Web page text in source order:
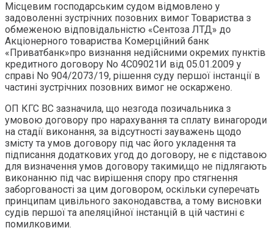
Місцевим господарським судом відмовлено у
задоволенні зустрічних позовних вимог Товариства з
обмеженою відповідальністю «Сентоза ЛТД» до
Акціонерного товариства Комерційний банк
«Приватбанк»про визнання недійсними окремих пунктів
кредитного договору No 4С09021И від 05.01.2009 у
справі No 904/2073/19, рішення суду першої інстанції в
частині зустрічних позовних вимог не оскаржено.
ОП КГС ВС зазначила, що незгода позичальника з
умовою договору про нарахування та сплату винагороди
на стадії виконання, за відсутності зауважень щодо
змісту та умов договору під час його укладення та
підписання додаткових угод до договору, не є підставою
для визначення умов договору такими,що не підлягають
виконанню під час вирішення спору про стягнення
заборгованості за цим договором, оскільки суперечать
принципам цивільного законодавства, а тому висновки
судів першої та апеляційної інстанцій в цій частині є
помилковими.